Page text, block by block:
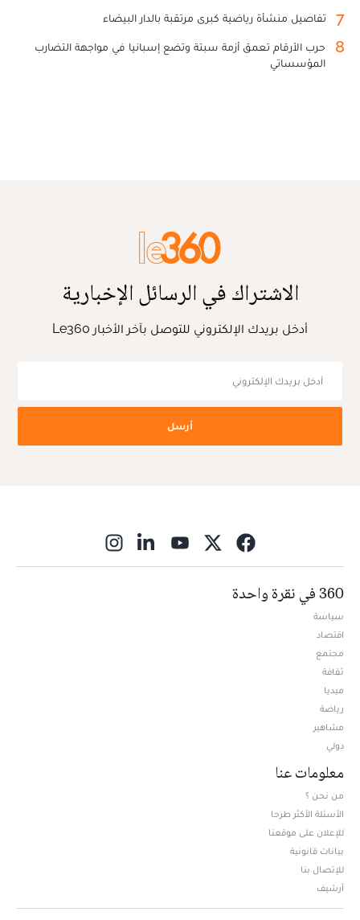
7 تفاصيل منشأة رياضية كبرى مرتقبة بالدار البيضاء
8
حرب الأرقام تعمق أزمة سبتة وتضع إسبانيا في مواجهة التضارب
المؤسساتي
الاشتراك في الرسائل الإخبارية
أدخل بريدك الإلكتروني للتوصل بآخر الأخبار Le360
أرسل
360 في نقرة واحدة
سياسة
اقتصاد
مجتمع
ثقافة
ميديا
رياضة
مشاهير
دولي
معلومات عنا
من نحن ؟
الأسئلة الأكثر طرحا
للإعلان على موقعنا
بيانات قانونية
للإتصال بنا
أرشيف